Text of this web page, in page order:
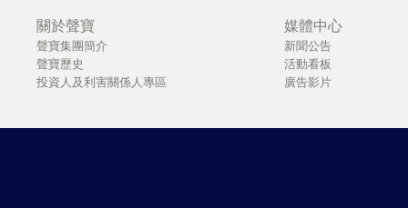
關於聲寶
聲寶集團簡介
聲寶歷史
投資人及利害關係人專區
媒體中心
新聞公告
活動看板
廣告影片